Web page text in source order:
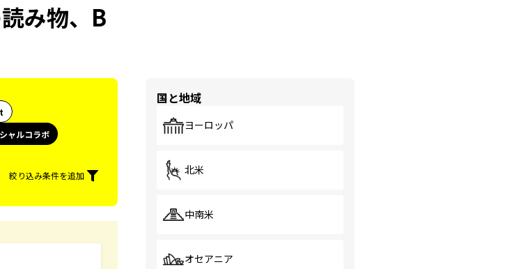
み物、B
ャルコラボ
絞り込み条件を追加
国と地域
ヨーロッパ
北米
中南米
オセアニア